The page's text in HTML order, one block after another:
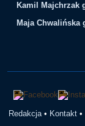
Kamil Majchrzak
Maja Chwalińska
Redakcja • Kontakt •